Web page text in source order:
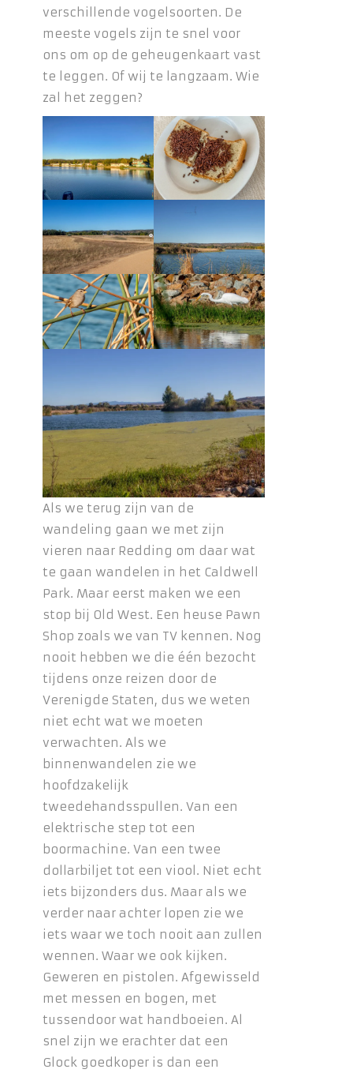
verschillende vogelsoorten. De
meeste vogels zijn te snel voor
ons om op de geheugenkaart vast
te leggen. Of wij te langzaam. Wie
zal het zeggen?
Als we terug zijn van de
wandeling gaan we met zijn
vieren naar Redding om daar wat
te gaan wandelen in het Caldwell
Park. Maar eerst maken we een
stop bij Old West. Een heuse Pawn
Shop zoals we van TV kennen. Nog
nooit hebben we die één bezocht
tijdens onze reizen door de
Verenigde Staten, dus we weten
niet echt wat we moeten
verwachten. Als we
binnenwandelen zie we
hoofdzakelijk
tweedehandsspullen. Van een
elektrische step tot een
boormachine. Van een twee
dollarbiljet tot een viool. Niet echt
iets bijzonders dus. Maar als we
verder naar achter lopen zie we
iets waar we toch nooit aan zullen
wennen. Waar we ook kijken.
Geweren en pistolen. Afgewisseld
met messen en bogen, met
tussendoor wat handboeien. Al
snel zijn we erachter dat een
Glock goedkoper is dan een